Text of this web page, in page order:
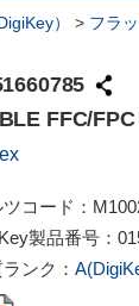
） > フラ
FFC/
コード：
製品番号：
ンク：